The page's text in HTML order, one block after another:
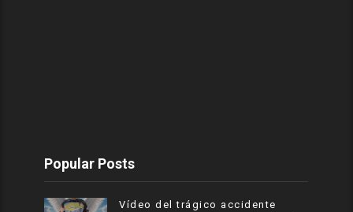
Popular Posts
Vídeo del trágico accidente